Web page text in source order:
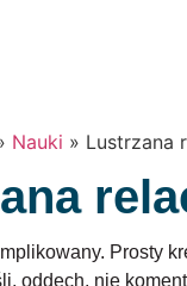
Nauki » Lustrzana
Prosty
oddech, nie